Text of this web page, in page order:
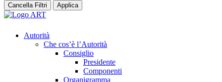
Cancella Filtri Applica
Autorità
Che cos’è l’Autorità
Consiglio
Presidente
Componenti
Organigramma